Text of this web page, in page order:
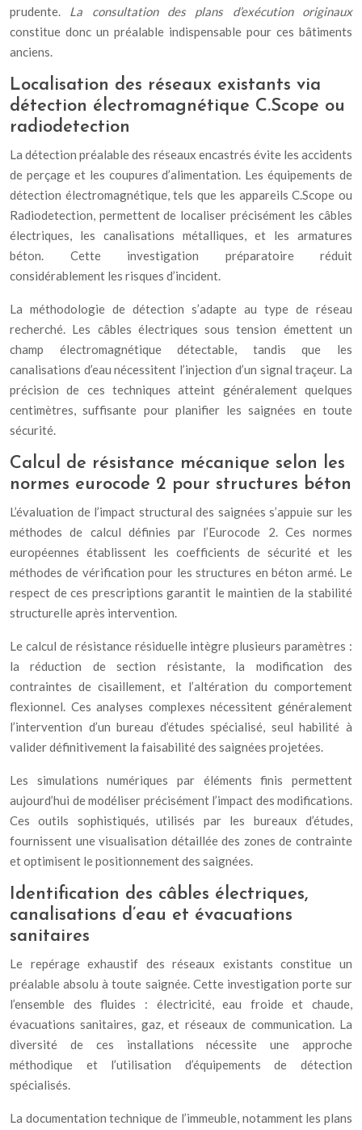
prudente. La consultation des plans d’exécution originaux
constitue donc un préalable indispensable pour ces bâtiments
anciens.
Localisation des réseaux existants via
détection électromagnétique C.Scope ou
radiodetection
La détection préalable des réseaux encastrés évite les accidents
de perçage et les coupures d’alimentation. Les équipements de
détection électromagnétique, tels que les appareils C.Scope ou
Radiodetection, permettent de localiser précisément les câbles
électriques, les canalisations métalliques, et les armatures
béton. Cette investigation préparatoire réduit
considérablement les risques d’incident.
La méthodologie de détection s’adapte au type de réseau
recherché. Les câbles électriques sous tension émettent un
champ électromagnétique détectable, tandis que les
canalisations d’eau nécessitent l’injection d’un signal traçeur. La
précision de ces techniques atteint généralement quelques
centimètres, suffisante pour planifier les saignées en toute
sécurité.
Calcul de résistance mécanique selon les
normes eurocode 2 pour structures béton
L’évaluation de l’impact structural des saignées s’appuie sur les
méthodes de calcul définies par l’Eurocode 2. Ces normes
européennes établissent les coefficients de sécurité et les
méthodes de vérification pour les structures en béton armé. Le
respect de ces prescriptions garantit le maintien de la stabilité
structurelle après intervention.
Le calcul de résistance résiduelle intègre plusieurs paramètres :
la réduction de section résistante, la modification des
contraintes de cisaillement, et l’altération du comportement
flexionnel. Ces analyses complexes nécessitent généralement
l’intervention d’un bureau d’études spécialisé, seul habilité à
valider définitivement la faisabilité des saignées projetées.
Les simulations numériques par éléments finis permettent
aujourd’hui de modéliser précisément l’impact des modifications.
Ces outils sophistiqués, utilisés par les bureaux d’études,
fournissent une visualisation détaillée des zones de contrainte
et optimisent le positionnement des saignées.
Identification des câbles électriques,
canalisations d’eau et évacuations
sanitaires
Le repérage exhaustif des réseaux existants constitue un
préalable absolu à toute saignée. Cette investigation porte sur
l’ensemble des fluides : électricité, eau froide et chaude,
évacuations sanitaires, gaz, et réseaux de communication. La
diversité de ces installations nécessite une approche
méthodique et l’utilisation d’équipements de détection
spécialisés.
La documentation technique de l’immeuble, notamment les plans